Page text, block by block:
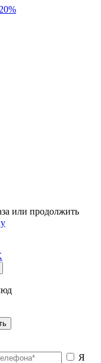
или продолжить
Я